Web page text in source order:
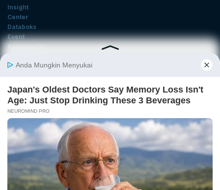
Insight
Center
Databoks
Event
KatadataOto
Email
Daftar
Tentang Katadata Advertising Karier
Pedoman Media Siber
Kebijakan Privasi
Disclaimer
©2026 Katadata. Hak cipta dilindungi Undang-undang.